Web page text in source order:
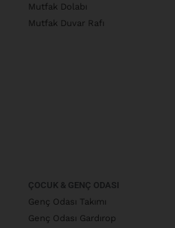
Mutfak Dolabı
Mutfak Duvar Rafı
ÇOCUK & GENÇ ODASI
Genç Odası Takımı
Genç Odası Gardırop